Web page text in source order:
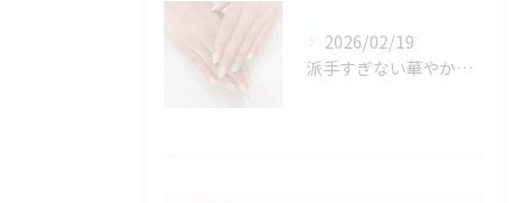
2026/02/19
派手すぎない華やかさ◎上品イエローネイル特集